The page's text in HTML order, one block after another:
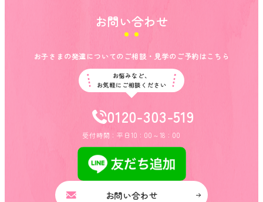
お問い合わせ
お子さまの発達についてのご相談・見学のご予約はこちら
0120-303-519
受付時間：平日10：00～18：00
お悩みなど、
お気軽にご相談ください
お問い合わせ